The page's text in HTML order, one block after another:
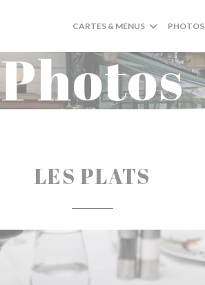
CARTES & MENUS PHOTOS
Photos
LES PLATS